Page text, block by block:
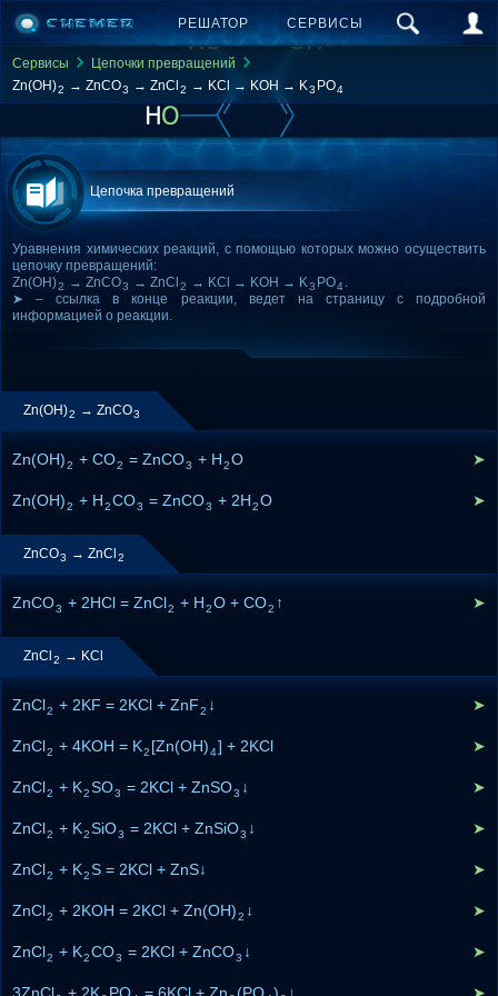
РЕШАТОР СЕРВИСЫ
Сервисы
Цепочки превращений
Zn(OH)2 → ZnCO3 → ZnCl 2 → KCl → KOH → K3 PO4
Цепочка превращений
Уравнения химических реакций, с помощью которых можно осуществить
цепочку превращений:
Zn(OH)2 → ZnCO3 → ZnCl 2 → KCl → KOH → K3 PO4.
➤ – ссылка в конце реакции, ведет на страницу с подробной
информацией о реакции.
Zn(OH)2 → ZnCO3
Zn(OH)2 + CO2 = ZnCO3 + H2O ➤
Zn(OH)2 + H2CO3 = ZnCO3 + 2H2O ➤
ZnCO3 → ZnCl 2
ZnCO3 + 2HCl = ZnCl2 + H2O + CO2 ↑ ➤
ZnCl 2 → KCl
ZnCl2 + 2KF = 2KCl + ZnF2 ↓ ➤
ZnCl2 + 4KOH = K2 [Zn(OH)4] + 2KCl ➤
ZnCl2 + K2SO3 = 2KCl + ZnSO3 ↓ ➤
ZnCl2 + K2SiO3 = 2KCl + ZnSiO3 ↓ ➤
ZnCl2 + K2S = 2KCl + ZnS↓ ➤
ZnCl2 + 2KOH = 2KCl + Zn(OH)2 ↓ ➤
ZnCl2 + K2CO3 = 2KCl + ZnCO3 ↓ ➤